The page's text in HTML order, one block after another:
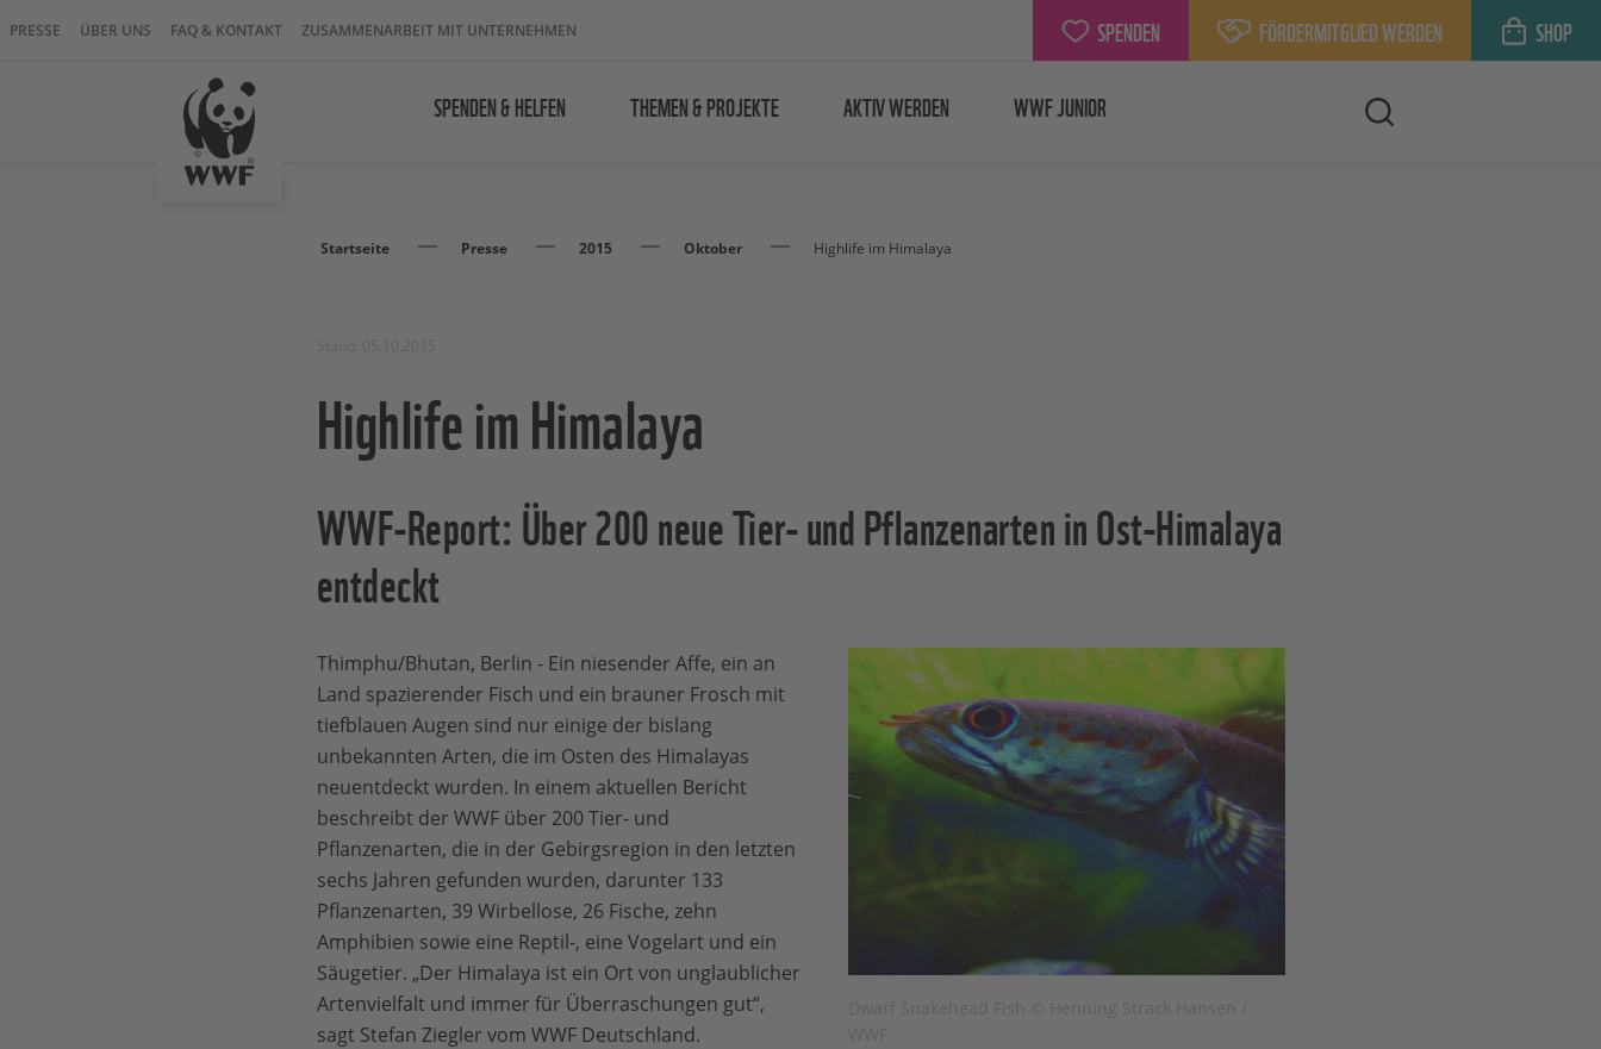
PRESSE ÜBER UNS FAQ & KONTAKT ZUSAMMENARBEIT MIT UNTERNEHMEN SPENDEN FÖRDERMITGLIED WERDEN SHOP
SPENDEN & HELFEN THEMEN & PROJEKTE AKTIV WERDEN WWF JUNIOR
Startseite Presse 2015 Oktober Highlife im Himalaya
Highlife im Himalaya
WWF-Report: Über 200 neue Tier- und Pflanzenarten in Ost-Himalaya
entdeckt
Thimphu/Bhutan, Berlin - Ein niesender Affe, ein an
Land spazierender Fisch und ein brauner Frosch mit
tiefblauen Augen sind nur einige der bislang
unbekannten Arten, die im Osten des Himalayas
neuentdeckt wurden. In einem aktuellen Bericht
beschreibt der WWF über 200 Tier- und
Pflanzenarten, die in der Gebirgsregion in den letzten
sechs Jahren gefunden wurden, darunter 133
Pflanzenarten, 39 Wirbellose, 26 Fische, zehn
Amphibien sowie eine Reptil-, eine Vogelart und ein
Säugetier. „Der Himalaya ist ein Ort von unglaublicher
Artenvielfalt und immer für Überraschungen gut“,
sagt Stefan Ziegler vom WWF Deutschland.